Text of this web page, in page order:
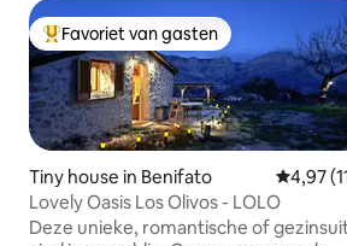
Topfavoriet van gasten
Favoriet van gasten
Tiny house in Benifato
4,97
Lovely Oasis Los Olivos - LOLO
Deze unieke, romantische of gezinsuitje